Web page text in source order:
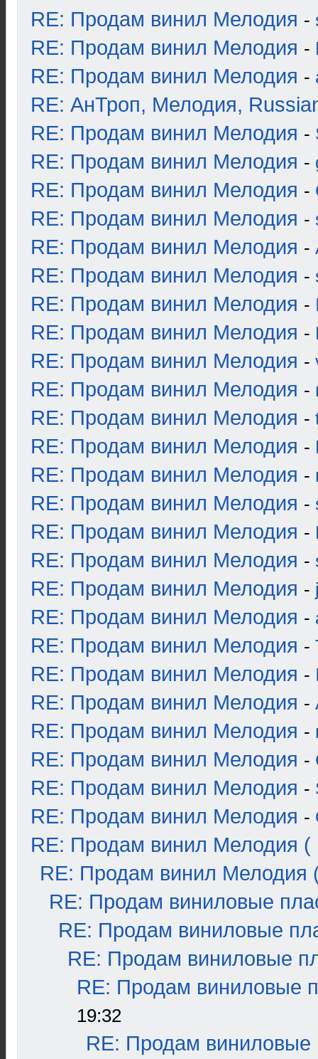
RE: Продам винил Мелодия -
RE: Продам винил Мелодия -
RE: Продам винил Мелодия -
RE: АнТроп, Мелодия,
RE: Продам винил Мелодия -
RE: Продам винил Мелодия -
RE: Продам винил Мелодия -
RE: Продам винил Мелодия -
RE: Продам винил Мелодия -
RE: Продам винил Мелодия -
RE: Продам винил Мелодия -
RE: Продам винил Мелодия -
RE: Продам винил Мелодия -
RE: Продам винил Мелодия -
RE: Продам винил Мелодия -
RE: Продам винил Мелодия -
RE: Продам винил Мелодия -
RE: Продам винил Мелодия -
RE: Продам винил Мелодия -
RE: Продам винил Мелодия -
RE: Продам винил Мелодия -
RE: Продам винил Мелодия -
RE: Продам винил Мелодия -
RE: Продам винил Мелодия -
RE: Продам винил Мелодия -
RE: Продам винил Мелодия -
RE: Продам винил Мелодия -
RE: Продам винил Мелодия -
RE: Продам винил Мелодия -
RE: Продам винил Мелодия (
RE: Продам винил Мелодия
RE: Продам виниловые
RE: Продам виниловые
RE: Продам виниловые
RE: Продам виниловые
19:32
RE: Продам виниловые